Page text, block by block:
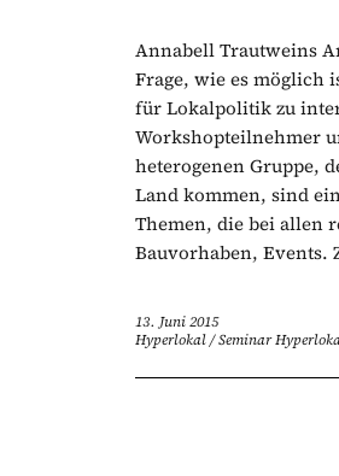
Annabell Trautweins
Frage, wie es möglich
für Lokalpolitik zu
Workshopteilnehmer
heterogenen Gruppe,
Land kommen, sind
Themen, die bei allen
Bauvorhaben, Events.
13. Juni 2015
Hyperlokal/Seminar